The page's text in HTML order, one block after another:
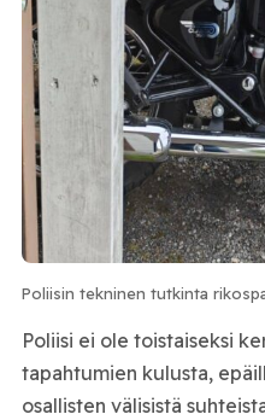
Poliisin tekninen tutkinta
Poliisi ei ole toistaiseksi
tapahtumien kulusta,
osallisten välisistä